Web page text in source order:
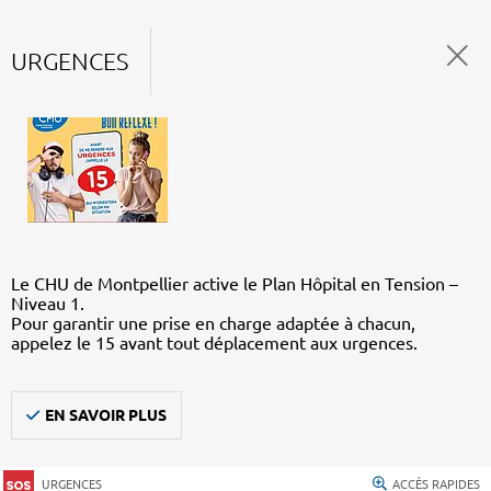
URGENCES
Le CHU de Montpellier active le Plan Hôpital en Tension –
Niveau 1.
Pour garantir une prise en charge adaptée à chacun,
appelez le 15 avant tout déplacement aux urgences.
EN SAVOIR PLUS
URGENCES ACCÈS RAPIDES